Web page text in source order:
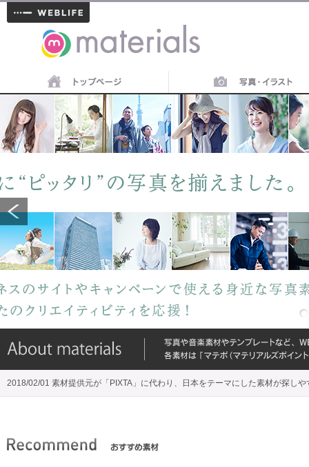
materials
2018/02/01 素材提供元が「PIXTA」に代わり、日本をテーマにした素材が探しや